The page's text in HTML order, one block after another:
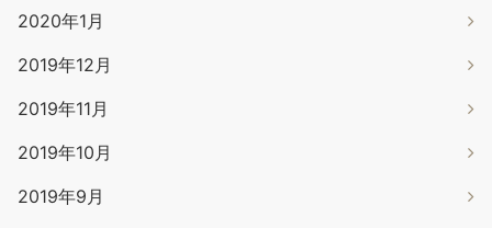
2020年1月
2019年12月
2019年11月
2019年10月
2019年9月